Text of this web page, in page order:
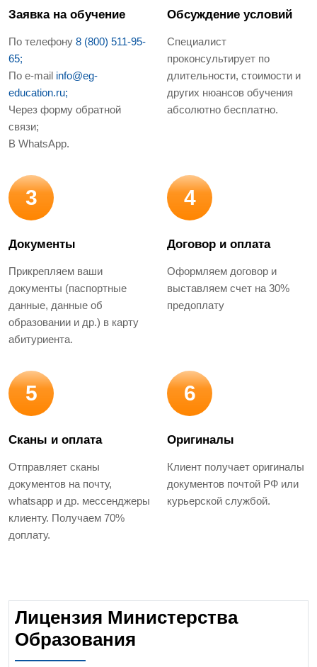
Заявка на обучение
По телефону 8 (800) 511-95-
65;
По e-mail info@eg-
education.ru;
Через форму обратной
связи;
В WhatsApp.
Обсуждение условий
Специалист
проконсультирует по
длительности, стоимости и
других нюансов обучения
абсолютно бесплатно.
3
Документы
Прикрепляем ваши
документы (паспортные
данные, данные об
образовании и др.) в карту
абитуриента.
4
Договор и оплата
Оформляем договор и
выставляем счет на 30%
предоплату
5
Сканы и оплата
Отправляет сканы
документов на почту,
whatsapp и др. мессенджеры
клиенту. Получаем 70%
доплату.
6
Оригиналы
Клиент получает оригиналы
документов почтой РФ или
курьерской службой.
Лицензия Министерства
Образования